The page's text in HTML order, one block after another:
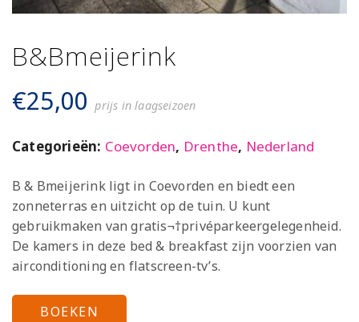
B&Bmeijerink
€25,00 prijs in laagseizoen
Categorieën: Coevorden, Drenthe, Nederland
B & Bmeijerink ligt in Coevorden en biedt een
zonneterras en uitzicht op de tuin. U kunt
gebruikmaken van gratis¬†privéparkeergelegenheid.
De kamers in deze bed & breakfast zijn voorzien van
airconditioning en flatscreen-tv’s.
BOEKEN